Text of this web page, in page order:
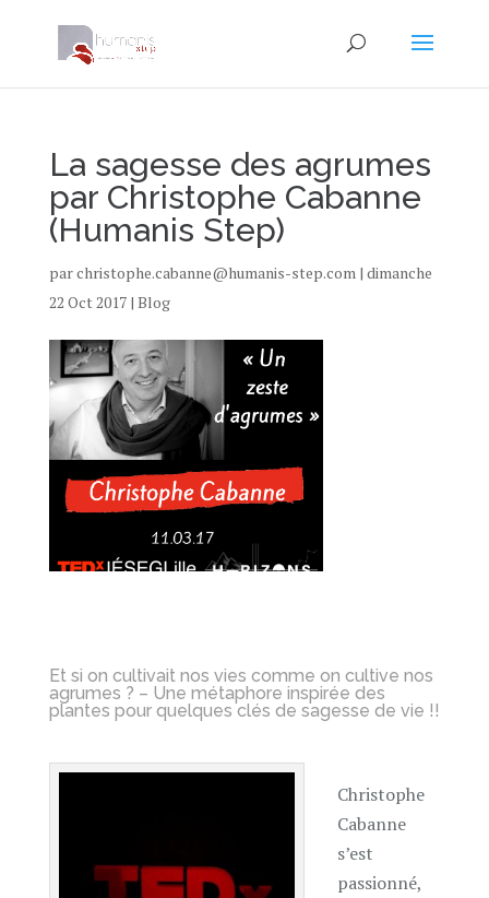
La sagesse des agrumes
par Christophe Cabanne
(Humanis Step)
parchristophe.cabanne@humanis-step.com| dimanche
22 Oct 2017| Blog
Et si on cultivait nos vies comme on cultive nos
agrumes ? – Une métaphore inspirée des
plantes pour quelques clés de sagesse de vie !!
Christophe
Cabanne
s’est
passionné,